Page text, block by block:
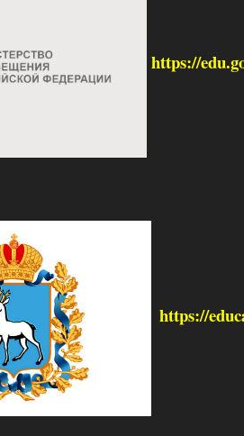
https://
https://